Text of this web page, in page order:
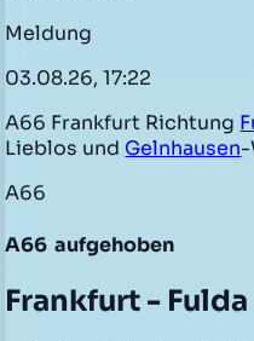
Meldung
03.08.26, 17:22
A66 Frankfurt Richtung
Lieblos und Gelnhausen-
A66
A66 aufgehoben
Frankfurt - Fulda